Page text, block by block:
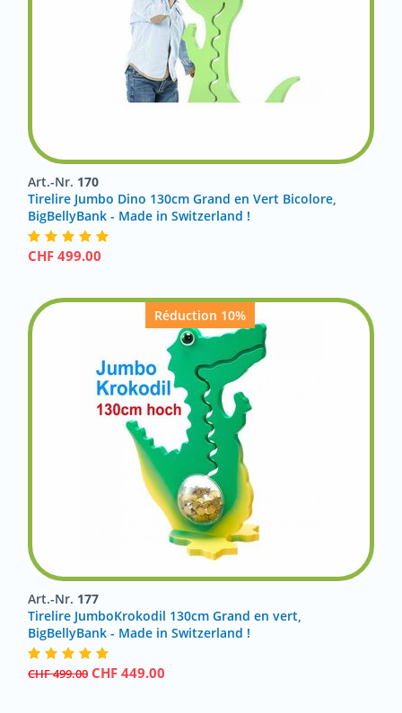
Art.-Nr. 170
Tirelire Jumbo Dino 130cm Grand en Vert Bicolore,
BigBellyBank - Made in Switzerland !
CHF 499.00
Réduction 10%
Art.-Nr. 177
Tirelire JumboKrokodil 130cm Grand en vert,
BigBellyBank - Made in Switzerland !
CHF499.00 CHF 449.00